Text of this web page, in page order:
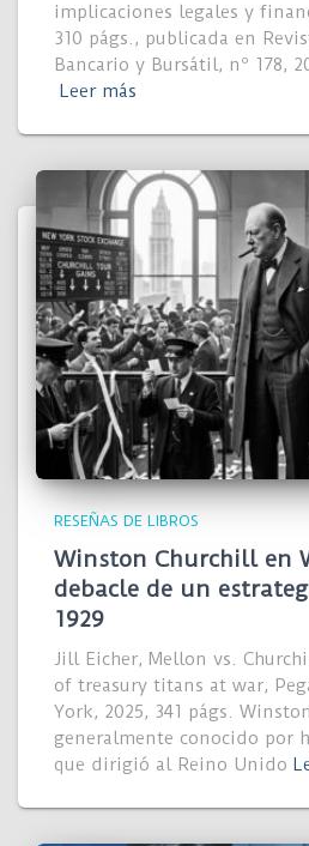
implicaciones legales y
310 págs., publicada en
Bancario y Bursátil, nº 178,
Leer más
RESEÑAS DE LIBROS
Winston Churchill en
debacle de un
1929
Jill Eicher, Mellon vs.
of treasury titans at war,
York, 2025, 341 págs.
generalmente conocido por
que dirigió al Reino Unido